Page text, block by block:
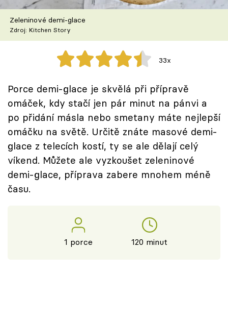
Škola vaření
Recepty z TV
Speciál: Cuketa
Těhotnej kuchař
Sledujte prima+
Přihlášení
Sledujte nás
Zeleninové demi-glace
Zdroj: Kitchen Story
33x
Porce demi-glace je skvělá při přípravě
omáček, kdy stačí jen pár minut na pánvi a
po přidání másla nebo smetany máte nejlepší
omáčku na světě. Určitě znáte masové demi-
glace z telecích kostí, ty se ale dělají celý
víkend. Můžete ale vyzkoušet zeleninové
demi-glace, příprava zabere mnohem méně
času.
1 porce 120 minut